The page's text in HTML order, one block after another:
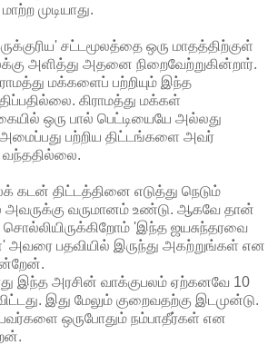
முடியாது.
சட்டமூலத்தை ஒரு மாதத்திற்குள்
அளித்து அதனை நிறைவேற்றுகின்றார்.
மக்களைப் பற்றியும் இந்த
கிராமத்து மக்கள்
ஒரு பால் பெட்டியையே அல்லது
பற்றிய திட்டங்களை அவர்
கடன் திட்டத்தினை எடுத்து நெடும்
அவருக்கு வருமானம் உண்டு. ஆகவே தான்
சொல்லியிருக்கிறோம் 'இந்த ஜயசுந்தரவை
அவரை பதவியில் இருந்து அகற்றுங்கள் என
இந்த அரசின் வாக்குபலம் ஏற்கனவே 10
இது மேலும் குறைவதற்கு இடமுன்டு.
ஒருபோதும் நம்பாதீர்கள் என